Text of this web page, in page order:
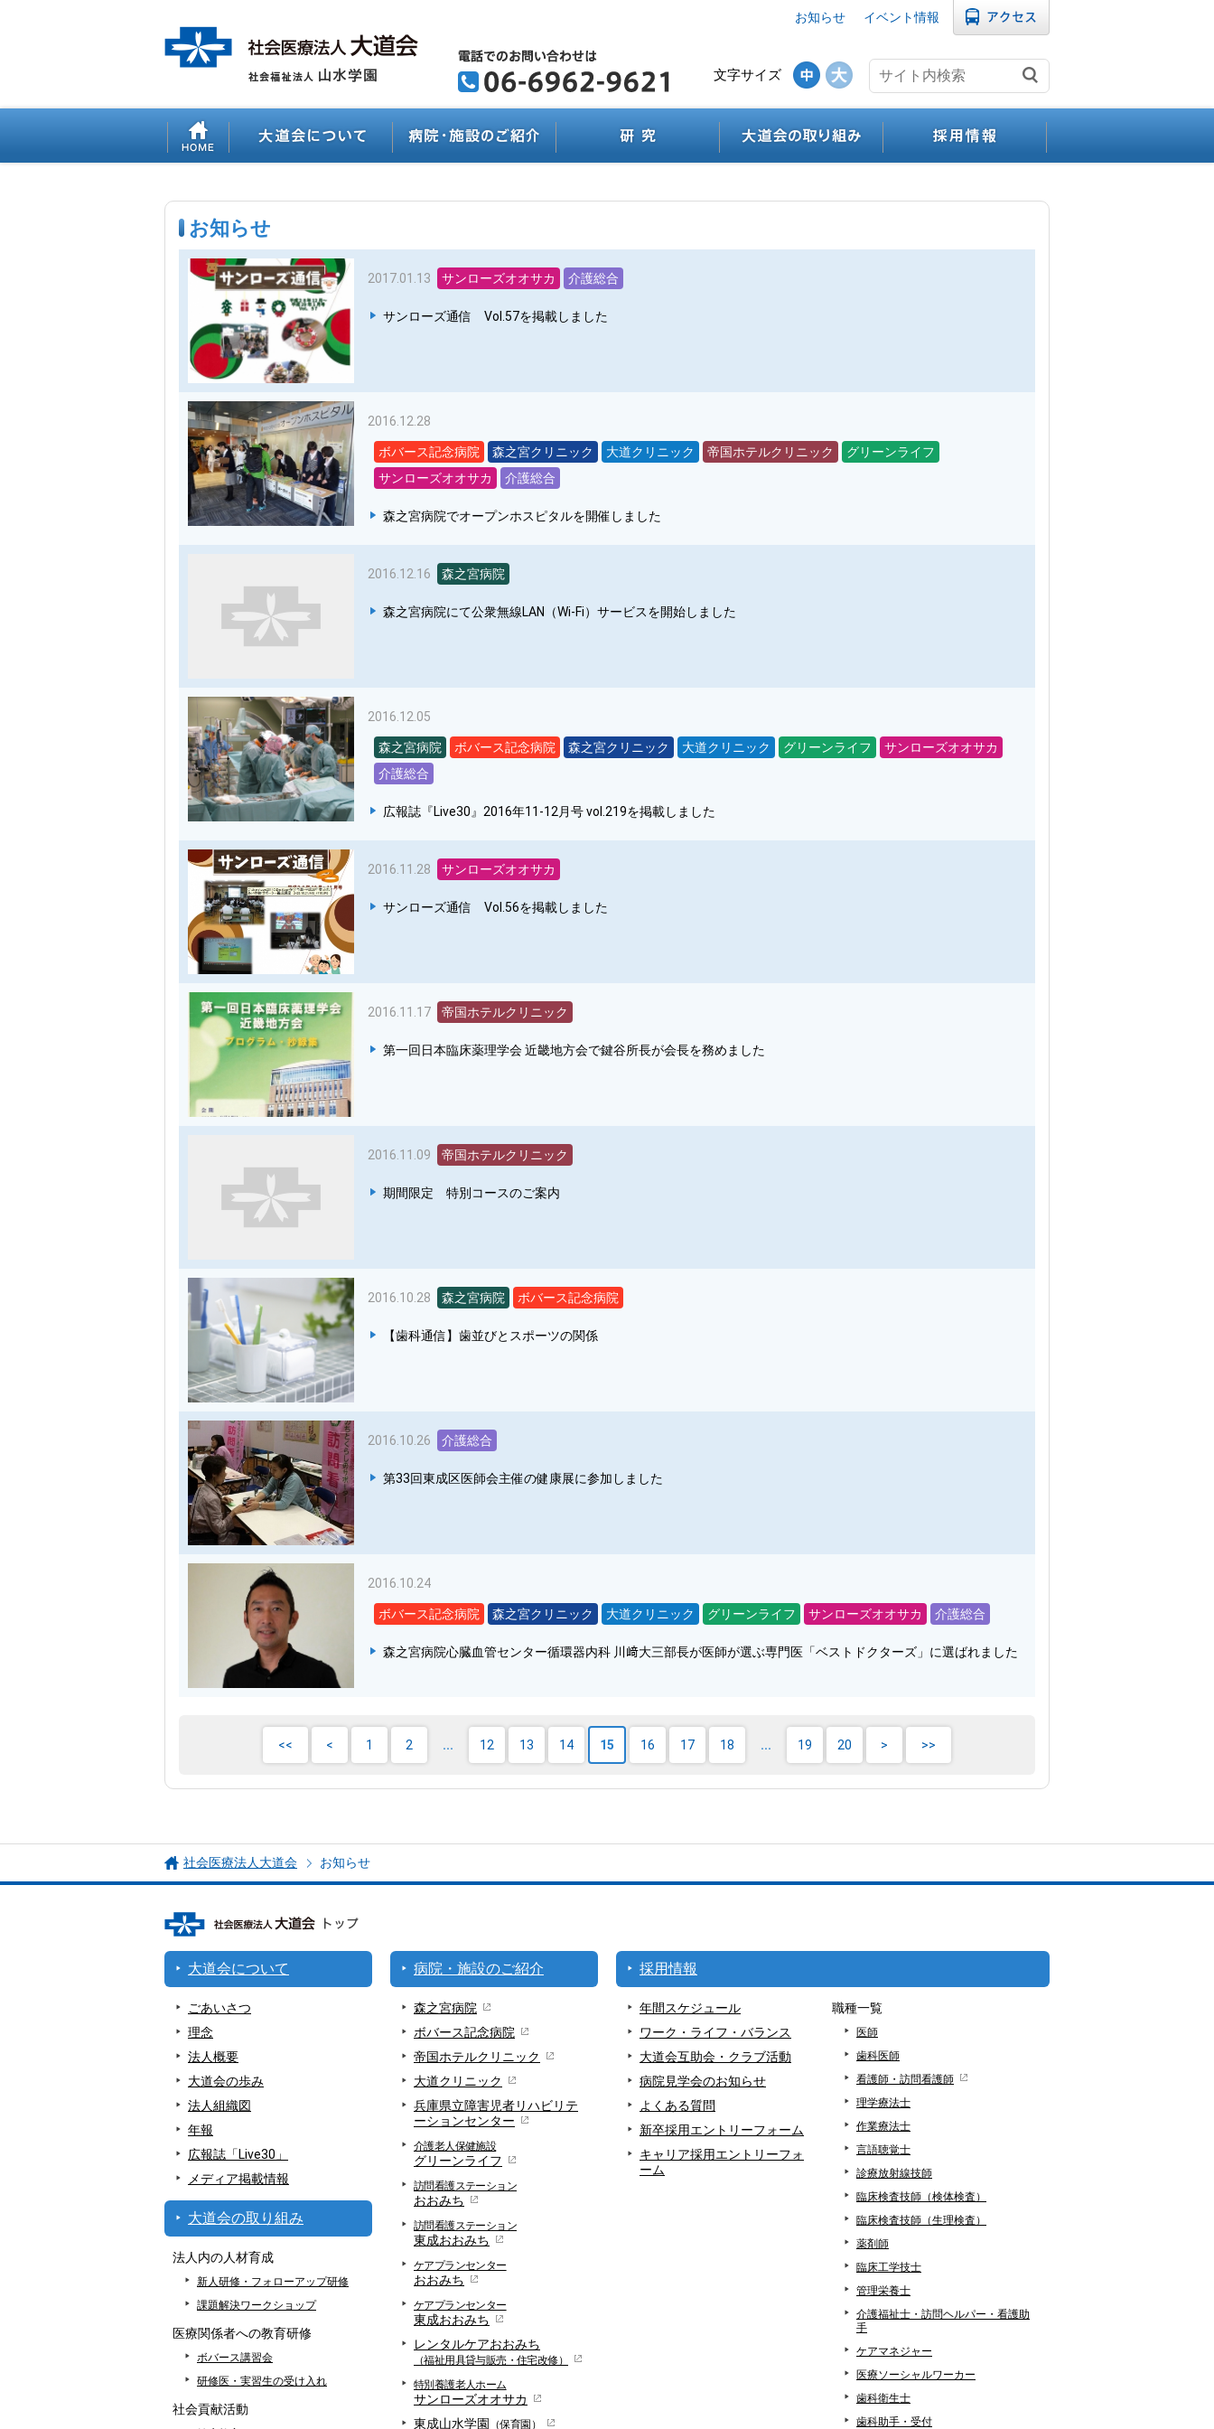
イベント情報
お知らせ
文字サイズ
お知らせ
2017.01.13 サンローズオオサカ 介護総合
サンローズ通信 Vol.57を掲載しました
2016.12.28
ボバース記念病院 森之宮クリニック 大道クリニック 帝国ホテルクリニック
グリーンライフ
サンローズオオサカ
介護総合
森之宮病院でオープンホスピタルを開催しました
2016.12.16 森之宮病院
森之宮病院にて公衆無線LAN（Wi-Fi）サービスを開始しました
2016.12.05
森之宮病院 ボバース記念病院 森之宮クリニック 大道クリニック グリーンライフ
サンローズオオサカ
介護総合
広報誌『Live30』2016年11-12月号 vol.219を掲載しました
2016.11.28 サンローズオオサカ
サンローズ通信 Vol.56を掲載しました
2016.11.17 帝国ホテルクリニック
第一回日本臨床薬理学会 近畿地方会で鍵谷所長が会長を務めました
2016.11.09 帝国ホテルクリニック
期間限定 特別コースのご案内
2016.10.28 森之宮病院 ボバース記念病院
【歯科通信】歯並びとスポーツの関係
2016.10.26 介護総合
第33回東成区医師会主催の健康展に参加しました
2016.10.24
ボバース記念病院 森之宮クリニック 大道クリニック グリーンライフ サンローズオオサカ 介護総合
森之宮病院心臓血管センター循環器内科 川﨑大三部長が医師が選ぶ専門医「ベストドクターズ」に選ばれました
1 2 12 13 14 15 16 17 18 19 20
社会医療法人大道会 お知らせ
大道会について
ごあいさつ
理念
法人概要
大道会の歩み
法人組織図
年報
広報誌「Live30」
メディア掲載情報
大道会の取り組み
法人内の人材育成
新人研修・フォローアップ研修
課題解決ワークショップ
医療関係者への教育研修
ボバース講習会
研修医・実習生の受け入れ
社会貢献活動
病院・施設のご紹介
森之宮病院
ボバース記念病院
帝国ホテルクリニック
大道クリニック
兵庫県立障害児者リハビリテ
ーションセンター
介護老人保健施設
グリーンライフ
訪問看護ステーション
おおみち
訪問看護ステーション
東成おおみち
ケアプランセンター
おおみち
ケアプランセンター
東成おおみち
レンタルケアおおみち
（福祉用具貸与販売・住宅改修）
特別養護老人ホーム
サンローズオオサカ
東成山水学園
（保育園）
採用情報
年間スケジュール
ワーク・ライフ・バランス
大道会互助会・クラブ活動
病院見学会のお知らせ
よくある質問
新卒採用エントリーフォーム
キャリア採用エントリーフォ
ーム
職種一覧
医師
歯科医師
看護師・訪問看護師
理学療法士
作業療法士
言語聴覚士
診療放射線技師
臨床検査技師（検体検査）
臨床検査技師（生理検査）
薬剤師
臨床工学技士
管理栄養士
介護福祉士・訪問ヘルパー・看護助
手
ケアマネジャー
医療ソーシャルワーカー
歯科衛生士
歯科助手・受付